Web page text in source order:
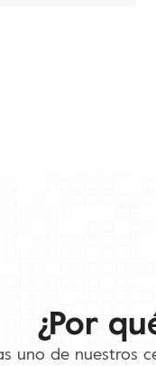
¿Por
uno de nuestros